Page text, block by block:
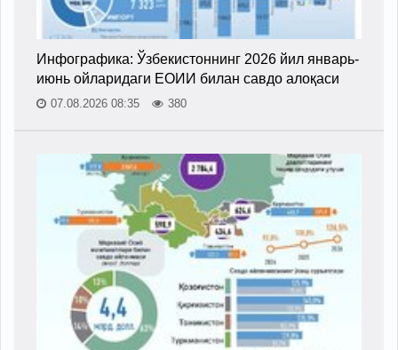
Инфографика: Ўзбекистоннинг 2026 йил январь-
июнь ойларидаги ЕОИИ билан савдо алоқаси
07.08.2026 08:35 380